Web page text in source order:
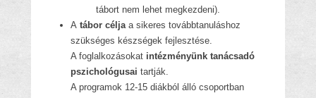
tábort nem lehet megkezdeni).
A tábor céljaa sikeres továbbtanuláshoz
szükséges készségek fejlesztése.
A foglalkozásokat intézményünk tanácsadó
pszichológusai tartják.
A programok 12-15 diákból álló csoportban